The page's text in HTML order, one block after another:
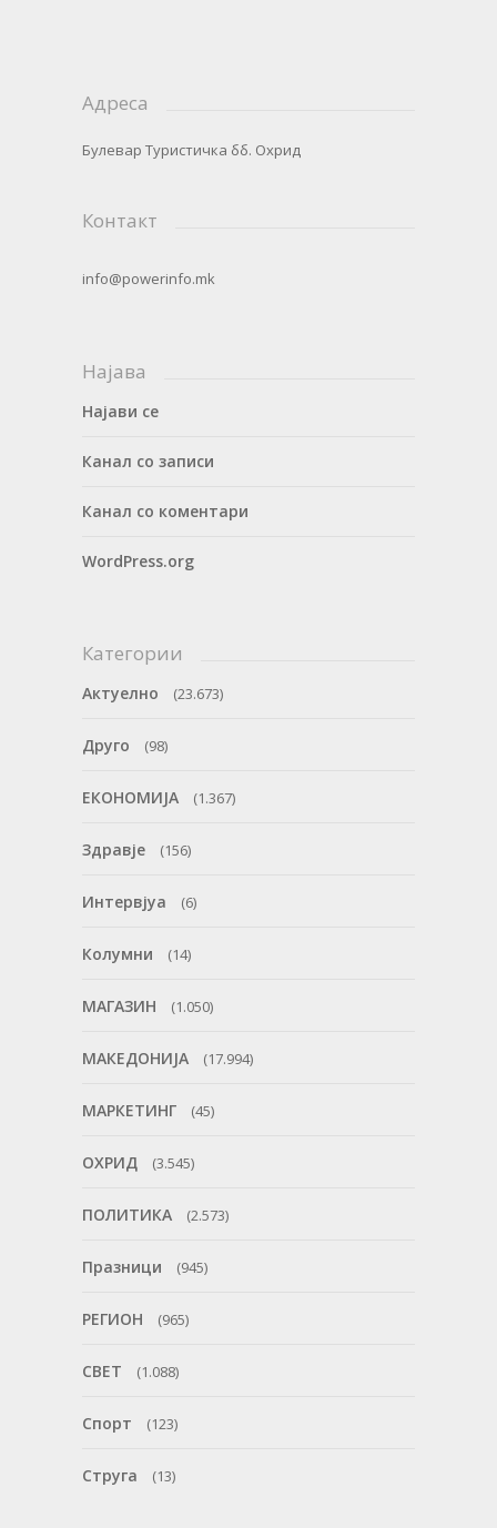
Адреса
Булевар Туристичка бб. Охрид
Контакт
info@powerinfo.mk
Најава
Најави се
Канал со записи
Канал со коментари
WordPress.org
Категории
Актуелно (23.673)
Друго (98)
ЕКОНОМИЈА (1.367)
Здравје (156)
Интервјуа (6)
Колумни (14)
МАГАЗИН (1.050)
МАКЕДОНИЈА (17.994)
МАРКЕТИНГ (45)
ОХРИД (3.545)
ПОЛИТИКА (2.573)
Празници (945)
РЕГИОН (965)
СВЕТ (1.088)
Спорт (123)
Струга (13)